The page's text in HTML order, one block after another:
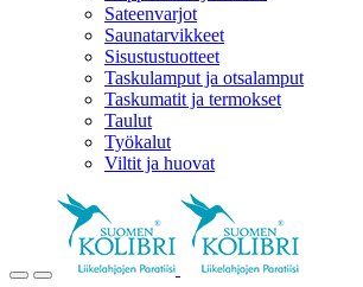
Sateenvarjot
Saunatarvikkeet
Sisustustuotteet
Taskulamput ja otsalamput
Taskumatit ja termokset
Taulut
Työkalut
Viltit ja huovat